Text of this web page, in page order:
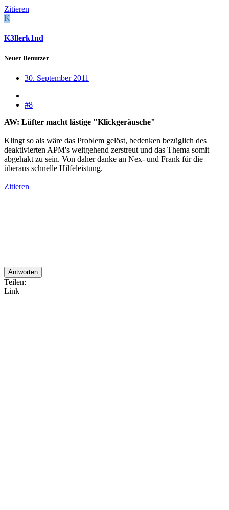
Zitieren
K
K3llerk1nd
Neuer Benutzer
30. September 2011
#8
AW: Lüfter macht lästige "Klickgeräusche"
Klingt so als wäre das Problem gelöst, bedenken bezüglich des
deaktivierten APM's weitgehend zerstreut und das Thema somit
abgehakt zu sein. Von daher danke an Nex- und Frank für die
überaus schnelle Hilfeleistung.
Zitieren
Antworten
Teilen:
Link